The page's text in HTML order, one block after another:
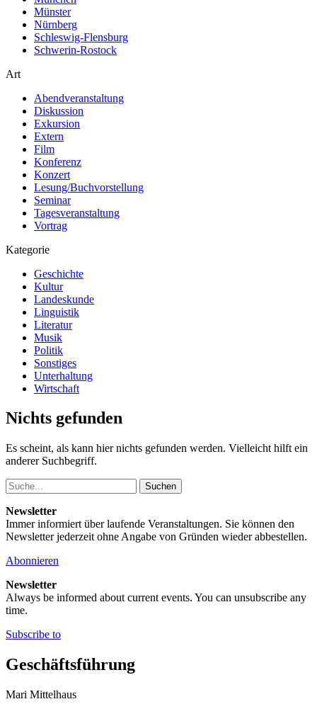
Münster
Nürnberg
Schleswig-Flensburg
Schwerin-Rostock
Art
Abendveranstaltung
Diskussion
Exkursion
Extern
Film
Konferenz
Konzert
Lesung/Buchvorstellung
Seminar
Tagesveranstaltung
Vortrag
Kategorie
Geschichte
Kultur
Landeskunde
Linguistik
Literatur
Musik
Politik
Sonstiges
Unterhaltung
Wirtschaft
Nichts gefunden
Es scheint, als kann hier nichts gefunden werden. Vielleicht hilft ein
anderer Suchbegriff.
Suche
Newsletter
Immer informiert über laufende Veranstaltungen. Sie können den
Newsletter jederzeit ohne Angabe von Gründen wieder abbestellen.
Abonnieren
Newsletter
Always be informed about current events. You can unsubscribe any
time.
Subscribe to
Geschäftsführung
Mari Mittelhaus